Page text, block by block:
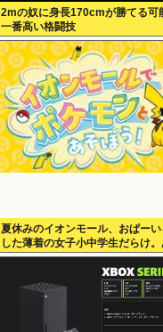
2mの奴に身長170cmが勝てる可
一番高い格闘技
夏休みのイオンモール、おぱーい
した薄着の女子小中学生だらけ
ずかしくないの？